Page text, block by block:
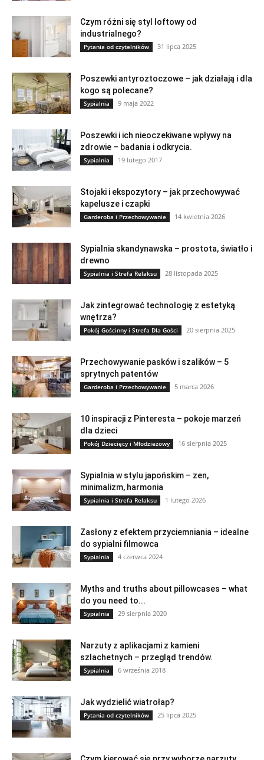
Czym różni się styl loftowy od
industrialnego?
Pytania od czytelników 31 lipca 2025
Poszewki antyroztoczowe – jak działają i dla
kogo są polecane?
Sypialnia 9 maja 2022
Poszewki i ich nieoczekiwane wpływy na
zdrowie – badania i odkrycia.
Sypialnia 19 lutego 2017
Stojaki i ekspozytory – jak przechowywać
kapelusze i czapki
Garderoba i Przechowywanie 14 kwietnia 2026
Sypialnia skandynawska – prostota, światło i
drewno
Sypialnia i Strefa Relaksu 28 listopada 2025
Jak zintegrować technologię z estetyką
wnętrza?
Pokój Gościnny i Strefa Dla Gości 20 sierpnia 2025
Przechowywanie pasków i szalików – 5
sprytnych patentów
Garderoba i Przechowywanie 5 marca 2026
10 inspiracji z Pinteresta – pokoje marzeń
dla dzieci
Pokój Dziecięcy i Młodzieżowy 16 sierpnia 2025
Sypialnia w stylu japońskim – zen,
minimalizm, harmonia
Sypialnia i Strefa Relaksu 1 lutego 2026
Zasłony z efektem przyciemniania – idealne
do sypialni filmowca
Sypialnia 4 czerwca 2024
Myths and truths about pillowcases – what
do you need to...
Sypialnia 29 sierpnia 2020
Narzuty z aplikacjami z kamieni
szlachetnych – przegląd trendów.
Sypialnia 6 września 2018
Jak wydzielić wiatrołap?
Pytania od czytelników 25 lipca 2025